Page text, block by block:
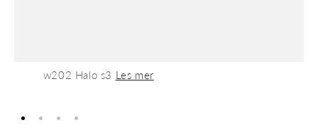
w202 Halo s3 Les mer